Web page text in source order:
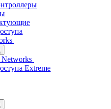
Networks
Extreme